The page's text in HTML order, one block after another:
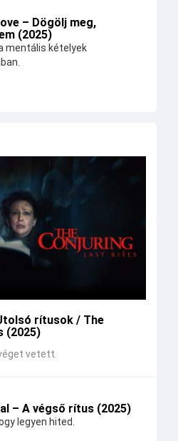
– Dögölj meg,
(2025)
mentális kételyek
rítusok / The
(2025)
vetett.
– A végső rítus (2025)
legyen hited.